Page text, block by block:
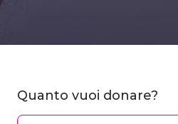
Quanto vuoi donare?